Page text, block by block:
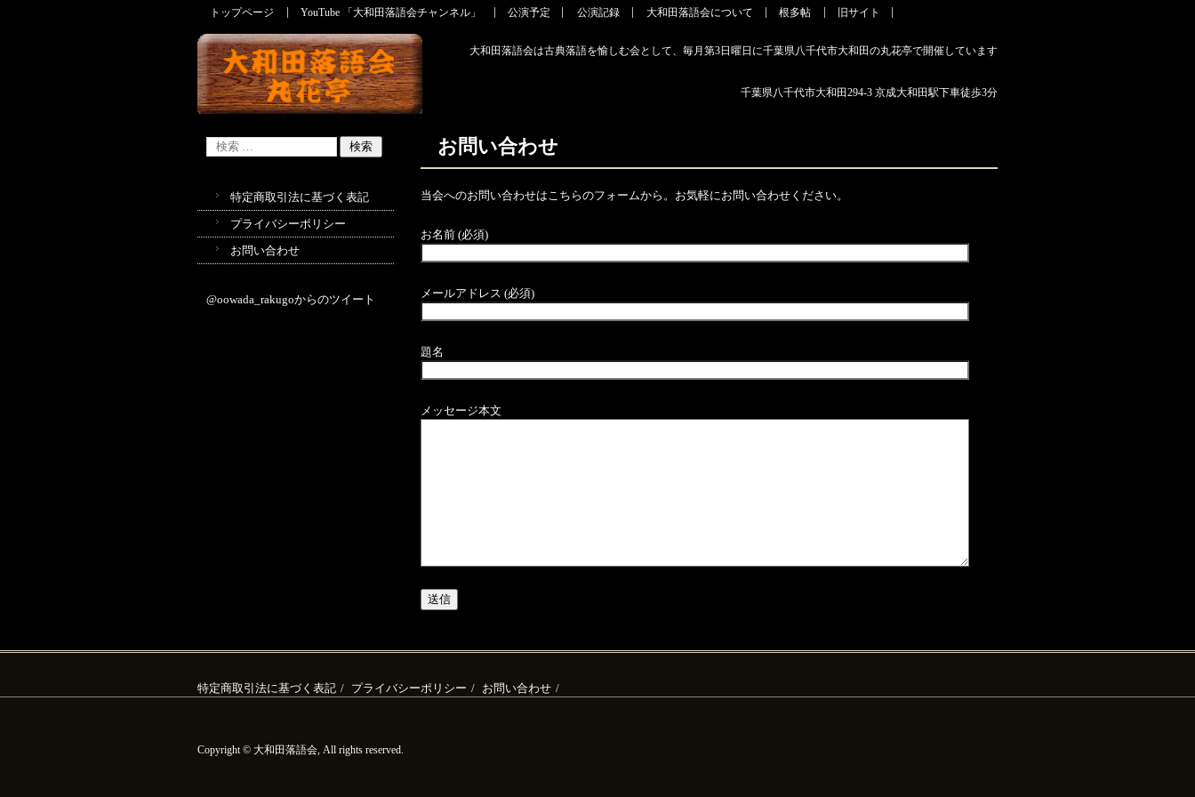
大和田落語会・丸花亭
大和田落語会は古典落語を愉しむ会として、毎月第3日曜日に千葉県八千代市大和田の丸花亭で開催しています
千葉県八千代市大和田294-3 京成大和田駅下車徒歩3分
トップページ YouTube 「大和田落語会チャンネル」 公演予定 公演記録 大和田落語会について 根多帖 旧サイト
お問い合わせ
当会へのお問い合わせはこちらのフォームから。お気軽にお問い合わせください。
お名前 (必須)
メールアドレス (必須)
題名
メッセージ本文
特定商取引法に基づく表記
プライバシーポリシー
お問い合わせ
@oowada_rakugoからのツイート
特定商取引法に基づく表記 プライバシーポリシー お問い合わせ
Copyright © 大和田落語会, All rights reserved.